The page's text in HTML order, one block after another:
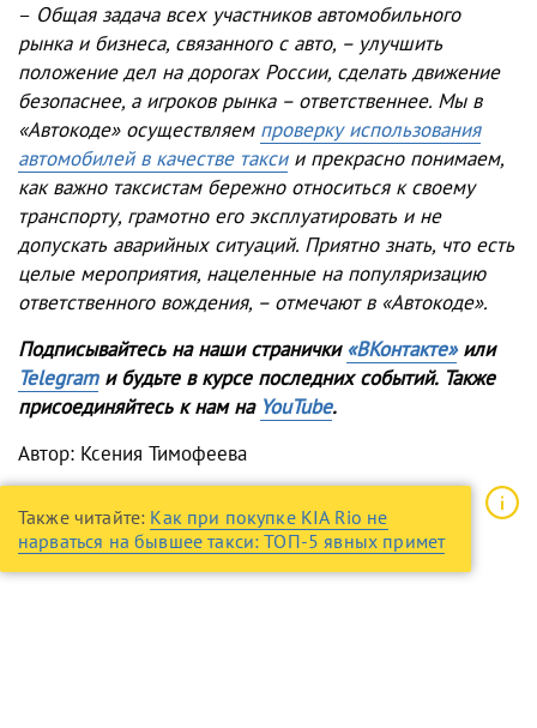
– Общая задача всех участников автомобильного
рынка и бизнеса, связанного с авто, – улучшить
положение дел на дорогах России, сделать движение
безопаснее, а игроков рынка – ответственнее. Мы в
«Автокоде» осуществляем проверку использования
автомобилей в качестве таксии прекрасно понимаем,
как важно таксистам бережно относиться к своему
транспорту, грамотно его эксплуатировать и не
допускать аварийных ситуаций. Приятно знать, что есть
целые мероприятия, нацеленные на популяризацию
ответственного вождения, – отмечают в «Автокоде».
Подписывайтесь на наши странички «ВКонтакте»или
Telegramи будьте в курсе последних событий. Также
присоединяйтесь к нам на YouTube.
Автор: Ксения Тимофеева
Также читайте: Как при покупке KIA Rio не
нарваться на бывшее такси: ТОП-5 явных примет